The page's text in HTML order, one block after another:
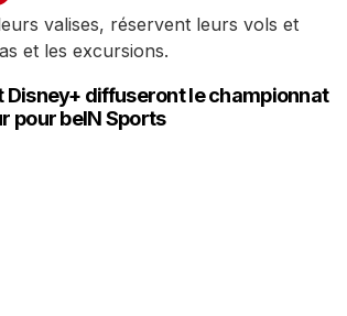
valises, réservent leurs vols et
et les excursions.
Disney+ diffuseront le championnat
pour beIN Sports